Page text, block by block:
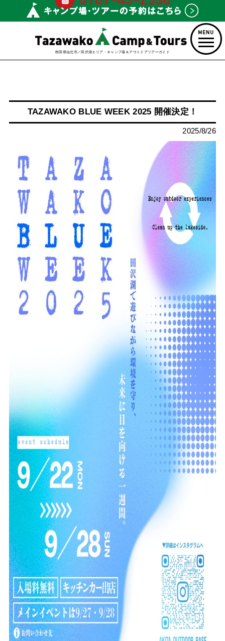
秋田県仙北市／田沢湖エリア・キャンプ場＆アウトドアツアーガイド
TAZAWAKO BLUE WEEK 2025 開催決定！
2025/8/26